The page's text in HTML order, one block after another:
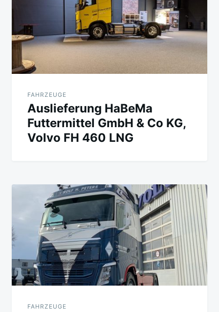
FAHRZEUGE
Auslieferung HaBeMa
Futtermittel GmbH & Co KG,
Volvo FH 460 LNG
FAHRZEUGE